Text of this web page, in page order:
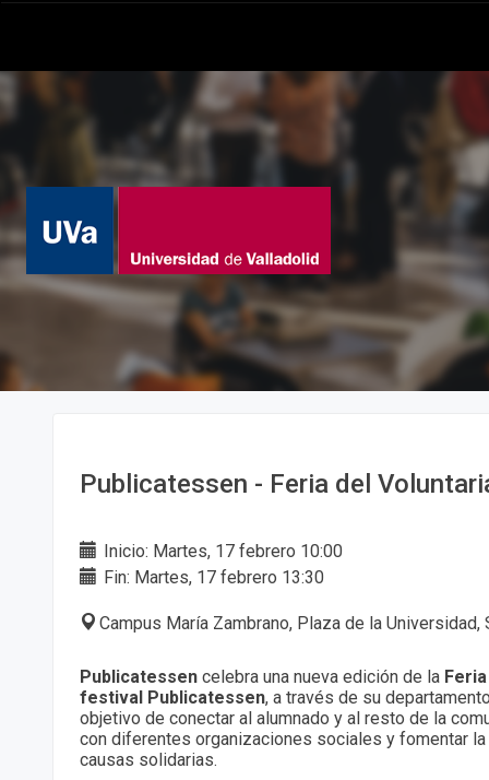
Publicatessen - Feria del
Inicio: Martes, 17 febrero 10:00
Fin: Martes, 17 febrero 13:30
Campus María Zambrano, Plaza de la Universidad,
Publicatessen celebra una nueva edición de la
festival Publicatessen, a través de su
objetivo de conectar al alumnado y al resto de la
con diferentes organizaciones sociales y fomentar
causas solidarias.